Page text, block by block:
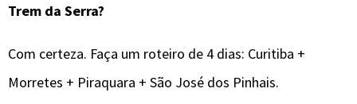
Trem da Serra?
Com certeza. Faça um roteiro de 4 dias: Curitiba +
Morretes + Piraquara + São José dos Pinhais.